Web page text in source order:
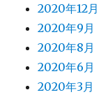
2020年12月
2020年9月
2020年8月
2020年6月
2020年3月